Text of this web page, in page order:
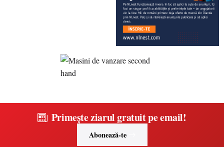
Primește ziarul gratuit pe email!
Abonează-te